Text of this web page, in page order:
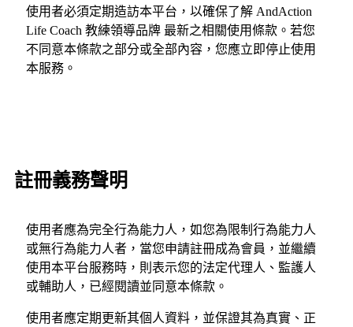
使用者必須定期造訪本平台，以確保了解 AndAction
Life Coach 教練領導品牌 最新之相關使用條款。若您
不同意本條款之部分或全部內容，您應立即停止使用
本服務。
註冊義務聲明
使用者應為完全行為能力人，如您為限制行為能力人
或無行為能力人者，當您申請註冊成為會員，並繼續
使用本平台服務時，則表示您的法定代理人、監護人
或輔助人，已經閱讀並同意本條款。
使用者應定期更新其個人資料，並保證其為真實、正